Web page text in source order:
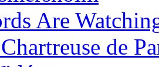
Are
de